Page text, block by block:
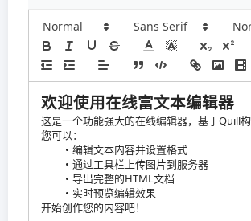
欢迎使用在线富文本编辑器
这是一个功能强大的在线编辑器，基于Quill构
您可以：
编辑文本内容并设置格式
通过工具栏上传图片到服务器
导出完整的HTML文档
实时预览编辑效果
开始创作您的内容吧！